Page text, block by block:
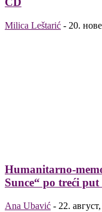
Milica Leštarić - 20.
Humanitarno-
Sunce“ po treći put
Ana Ubavić - 22.